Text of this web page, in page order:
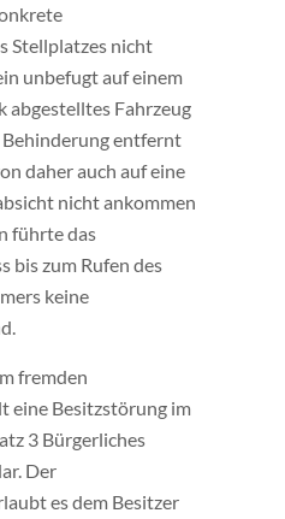
Stellplatzes nicht
unbefugt auf einem
abgestelltes Fahrzeug
entfernt
daher auch auf eine
nicht ankommen
führte das
bis zum Rufen des
keine
fremden
eine Besitzstörung im
3 Bürgerliches
Der
es dem Besitzer